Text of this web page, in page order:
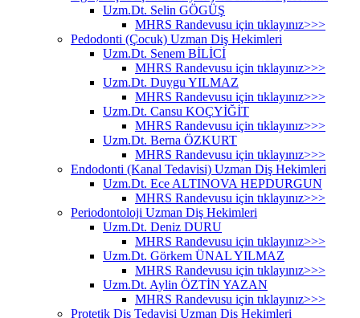
Uzm.Dt. Selin GÖGÜŞ
MHRS Randevusu için tıklayınız>>>
Pedodonti (Çocuk) Uzman Diş Hekimleri
Uzm.Dt. Senem BİLİCİ
MHRS Randevusu için tıklayınız>>>
Uzm.Dt. Duygu YILMAZ
MHRS Randevusu için tıklayınız>>>
Uzm.Dt. Cansu KOÇYİĞİT
MHRS Randevusu için tıklayınız>>>
Uzm.Dt. Berna ÖZKURT
MHRS Randevusu için tıklayınız>>>
Endodonti (Kanal Tedavisi) Uzman Diş Hekimleri
Uzm.Dt. Ece ALTINOVA HEPDURGUN
MHRS Randevusu için tıklayınız>>>
Periodontoloji Uzman Diş Hekimleri
Uzm.Dt. Deniz DURU
MHRS Randevusu için tıklayınız>>>
Uzm.Dt. Görkem ÜNAL YILMAZ
MHRS Randevusu için tıklayınız>>>
Uzm.Dt. Aylin ÖZTİN YAZAN
MHRS Randevusu için tıklayınız>>>
Protetik Diş Tedavisi Uzman Diş Hekimleri